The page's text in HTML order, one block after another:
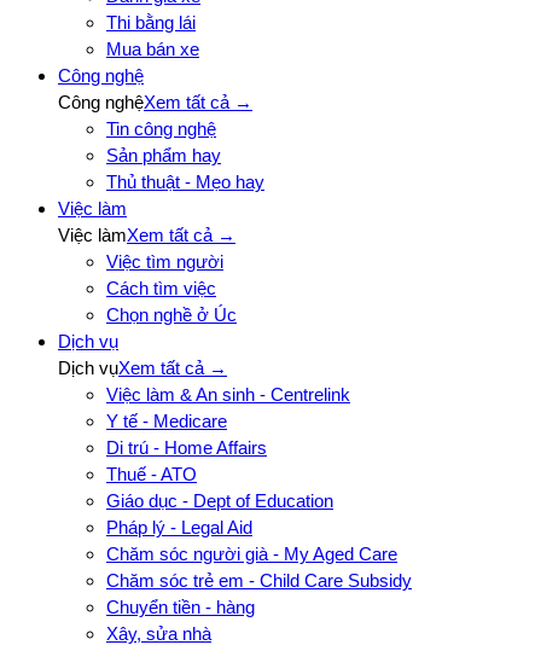
Thi bằng lái
Mua bán xe
Công nghệ
Công nghệXem tất cả →
Tin công nghệ
Sản phẩm hay
Thủ thuật - Mẹo hay
Việc làm
Việc làmXem tất cả →
Việc tìm người
Cách tìm việc
Chọn nghề ở Úc
Dịch vụ
Dịch vụXem tất cả →
Việc làm & An sinh - Centrelink
Y tế - Medicare
Di trú - Home Affairs
Thuế - ATO
Giáo dục - Dept of Education
Pháp lý - Legal Aid
Chăm sóc người già - My Aged Care
Chăm sóc trẻ em - Child Care Subsidy
Chuyển tiền - hàng
Xây, sửa nhà